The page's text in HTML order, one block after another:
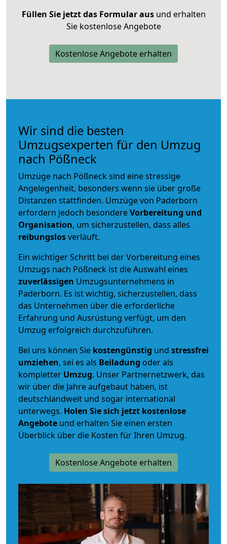
Füllen Sie jetzt das Formular ausund erhalten
Sie kostenlose Angebote
Kostenlose Angebote erhalten
Wir sind die besten
Umzugsexperten für den Umzug
nach Pößneck
Umzüge nach Pößneck sind eine stressige
Angelegenheit, besonders wenn sie über große
Distanzen stattfinden. Umzüge von Paderborn
erfordern jedoch besondereVorbereitung und
Organisation, um sicherzustellen, dass alles
reibungslosverläuft.
Ein wichtiger Schritt bei der Vorbereitung eines
Umzugs nach Pößneck ist die Auswahl eines
zuverlässigen Umzugsunternehmens in
Paderborn. Es ist wichtig, sicherzustellen, dass
das Unternehmen über die erforderliche
Erfahrung und Ausrüstung verfügt, um den
Umzug erfolgreich durchzuführen.
Bei uns können Sie kostengünstig und stressfrei
umziehen, sei es als Beiladung oder als
kompletter Umzug. Unser Partnernetzwerk, das
wir über die Jahre aufgebaut haben, ist
deutschlandweit und sogar international
unterwegs. Holen Sie sich jetzt kostenlose
Angebote und erhalten Sie einen ersten
Überblick über die Kosten für Ihren Umzug.
Kostenlose Angebote erhalten